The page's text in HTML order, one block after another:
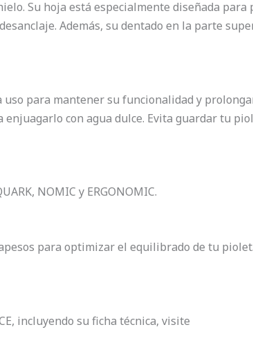
Su hoja está especialmente diseñada
Además, su dentado en la parte
uso para mantener su funcionalidad y
con agua dulce. Evita guardar tu
NOMIC y ERGONOMIC.
para optimizar el equilibrado de tu
incluyendo su ficha técnica, visite